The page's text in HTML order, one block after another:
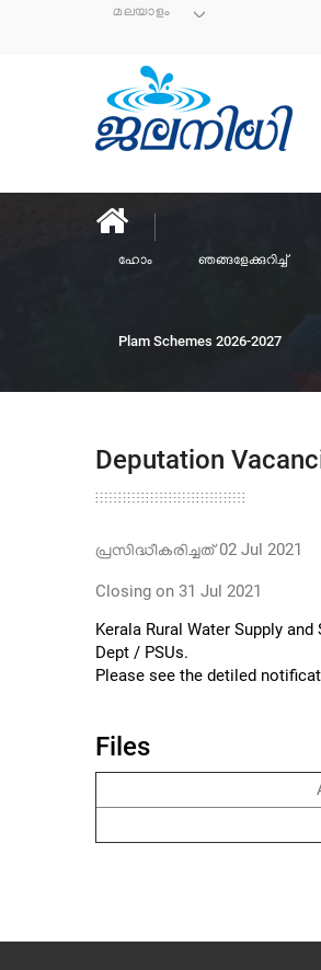
മലയാളം
ഹോം ഞങ്ങളേക്കുറിച്ച്
Plam Schemes 2026-2027
Deputation
പ്രസിദ്ധീകരിച്ചത്02 Jul 2021
Closing on 31 Jul 2021
Kerala Rural Water Supply
Dept / PSUs.
Please see the detiled
Files